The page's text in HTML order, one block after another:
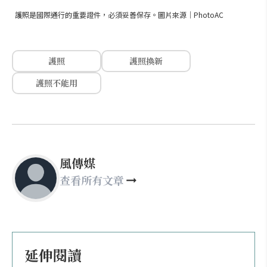
護照是國際通行的重要證件，必須妥善保存。圖片來源｜PhotoAC
護照
護照換新
護照不能用
風傳媒
查看所有文章
延伸閱讀